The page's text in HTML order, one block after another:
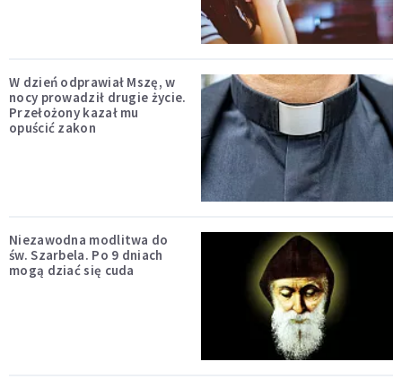
W dzień odprawiał Mszę, w
nocy prowadził drugie życie.
Przełożony kazał mu
opuścić zakon
Niezawodna modlitwa do
św. Szarbela. Po 9 dniach
mogą dziać się cuda